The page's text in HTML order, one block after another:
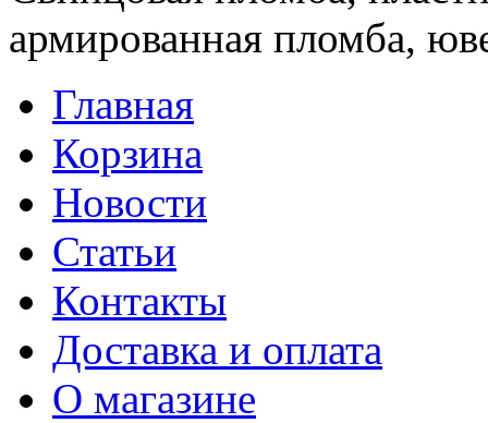
армированная пломба,
Главная
Корзина
Новости
Статьи
Контакты
Доставка и оплата
О магазине